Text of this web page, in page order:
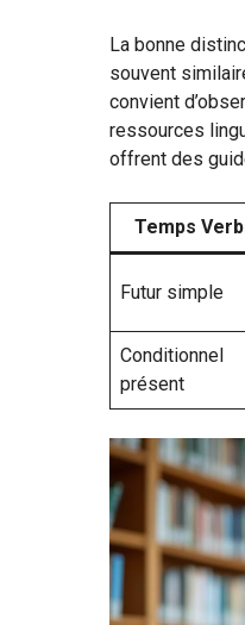
La bonne
souvent
convient
ressources
offrent des
Temps
Futur simple
Conditionnel
présent